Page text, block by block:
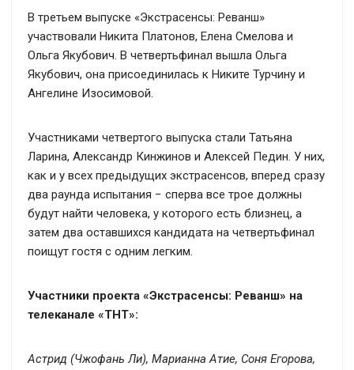
В третьем выпуске «Экстрасенсы: Реванш»
участвовали Никита Платонов, Елена Смелова и
Ольга Якубович. В четвертьфинал вышла Ольга
Якубович, она присоединилась к Никите Турчину и
Ангелине Изосимовой.
Участниками четвертого выпуска стали Татьяна
Ларина, Александр Кинжинов и Алексей Педин. У них,
как и у всех предыдущих экстрасенсов, вперед сразу
два раунда испытания − сперва все трое должны
будут найти человека, у которого есть близнец, а
затем два оставшихся кандидата на четвертьфинал
поищут гостя с одним легким.
Участники проекта «Экстрасенсы: Реванш» на
телеканале «ТНТ»:
Астрид (Чжофань Ли), Марианна Атие, Соня Егорова,